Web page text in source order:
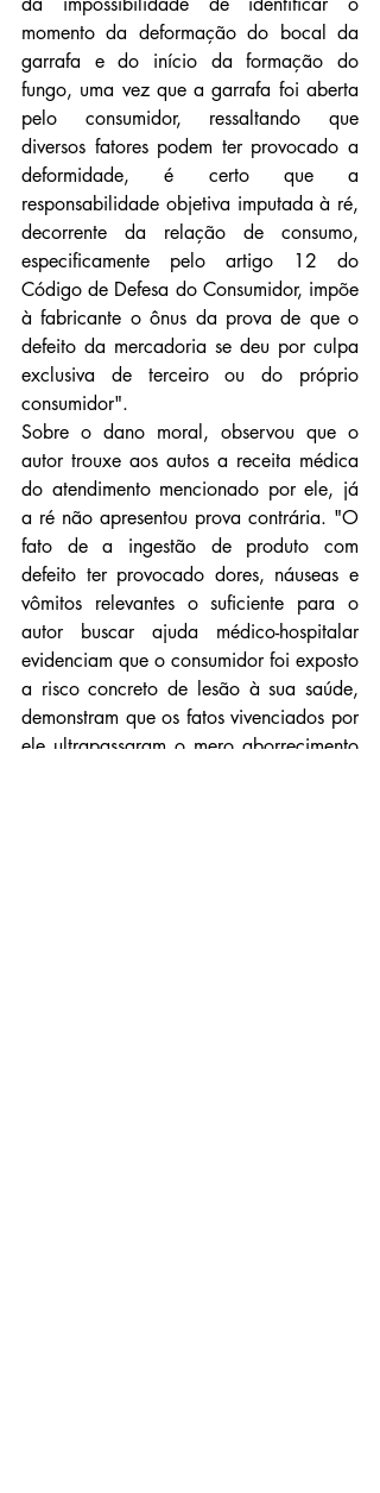
momento da deformação do bocal da
garrafa e do início da formação do
fungo, uma vez que a garrafa foi aberta
pelo consumidor, ressaltando que
diversos fatores podem ter provocado a
deformidade, é certo que a
responsabilidade objetiva imputada à ré,
decorrente da relação de consumo,
especificamente pelo artigo 12 do
Código de Defesa do Consumidor, impõe
à fabricante o ônus da prova de que o
defeito da mercadoria se deu por culpa
exclusiva de terceiro ou do próprio
consumidor".
Sobre o dano moral, observou que o
autor trouxe aos autos a receita médica
do atendimento mencionado por ele, já
a ré não apresentou prova contrária. "O
fato de a ingestão de produto com
defeito ter provocado dores, náuseas e
vômitos relevantes o suficiente para o
autor buscar ajuda médico-hospitalar
evidenciam que o consumidor foi exposto
a risco concreto de lesão à sua saúde,
demonstram que os fatos vivenciados por
ele ultrapassaram o mero aborrecimento